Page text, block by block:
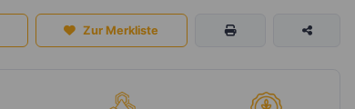
Zur Merkliste